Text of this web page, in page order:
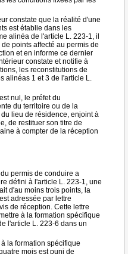
constate que la réalité d'une
est établie dans les
alinéa de l'article L. 223-1, il
points affecté au permis de
et en informe ce dernier
constate et notifie à
les reconstitutions de
alinéas 1 et 3 de l'article L.
nul, le préfet du
du territoire ou de la
lieu de résidence, enjoint à
de restituer son titre de
à compter de la réception
permis de conduire a
défini à l'article L. 223-1, une
d'au moins trois points, la
adressée par lettre
de réception. Cette lettre
à la formation spécifique
l'article L. 223-6 dans un
à la formation spécifique
mois est puni de